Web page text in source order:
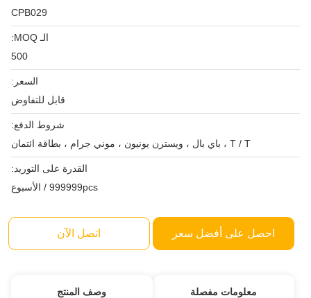
CPB029
الـ MOQ:
500
السعر:
قابل للتفاوض
شروط الدفع:
T / T ، باي بال ، ويسترن يونيون ، موني جرام ، بطاقة ائتمان
القدرة على التوريد:
999999pcs / الأسبوع
احصل على أفضل سعر اتصل الآن
معلومات مفصلة وصف المنتج